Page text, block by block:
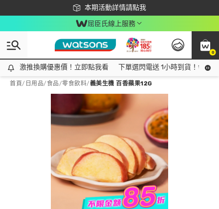
本期活動詳情請點我
下載app最高回饋$350
屈臣氏線上服務
0
激推換購優惠價！立即點我看
激推換購優惠價！立即點我看 下單選閃電送 1小時到貨！領神
首頁/ 日用品/食品/零食飲料/義美生機 百香蘋果12G